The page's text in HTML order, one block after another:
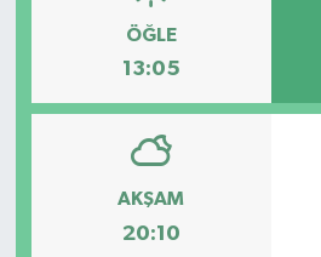
ÖĞLE
13:05
AKŞAM
20:10